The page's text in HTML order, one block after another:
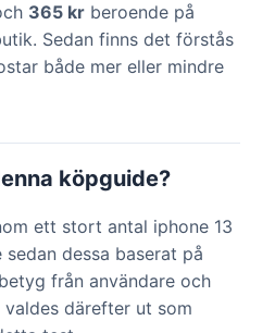
365 kr beroende på
Sedan finns det förstås
både mer eller mindre
köpguide?
ett stort antal iphone 13
dessa baserat på
från användare och
därefter ut som